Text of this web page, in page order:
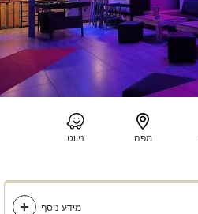
מפה ניווט
מידע נוסף